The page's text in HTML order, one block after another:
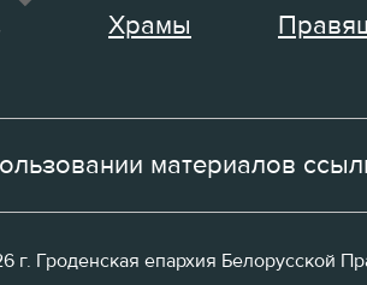
Храмы
материалов
г. Гроденская епархия Белорусской